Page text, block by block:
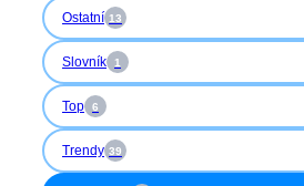
Ostatní 13
Slovník 1
Top 6
Trendy 39